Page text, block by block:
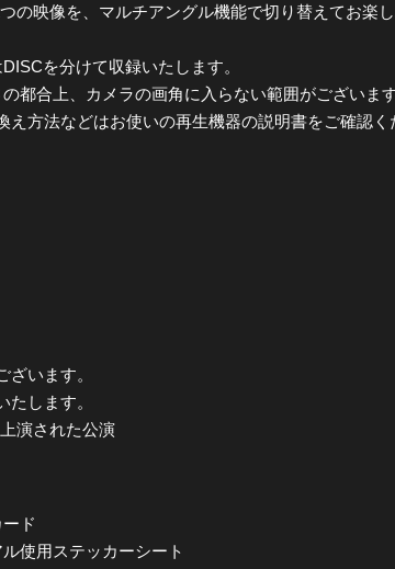
映像を、マルチアングル機能で切り替えてお楽し
を分けて収録いたします。
都合上、カメラの画角に入らない範囲がございま
方法などはお使いの再生機器の説明書をご確認く
います。
します。
演された公演
ド
使用ステッカーシート